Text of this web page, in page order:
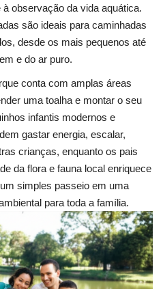
observação da vida aquática.
são ideais para caminhadas
desde os mais pequenos até
e do ar puro.
conta com amplas áreas
uma toalha e montar o seu
infantis modernos e
gastar energia, escalar,
crianças, enquanto os pais
da flora e fauna local enriquece
simples passeio em uma
para toda a família.